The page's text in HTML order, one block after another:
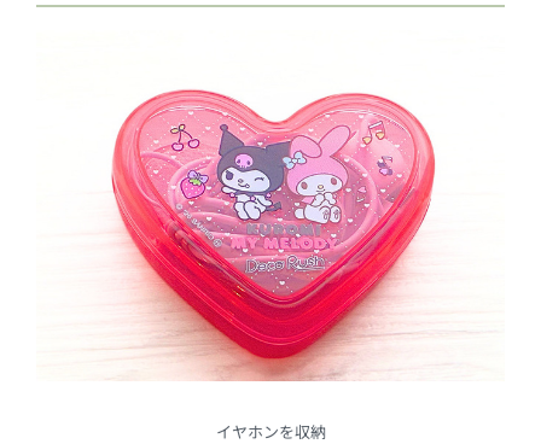
イヤホンを収納